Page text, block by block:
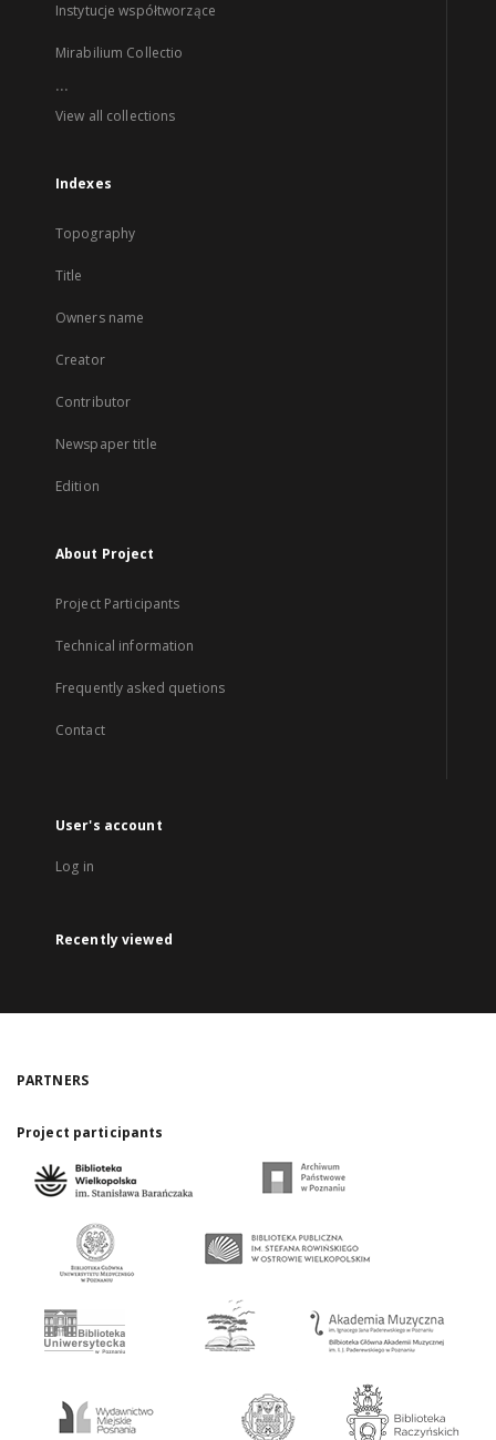
Instytucje współtworzące
Mirabilium Collectio
...
View all collections
Indexes
Topography
Title
Owners name
Creator
Contributor
Newspaper title
Edition
About Project
Project Participants
Technical information
Frequently asked quetions
Contact
User's account
Log in
Recently viewed
PARTNERS
Project participants